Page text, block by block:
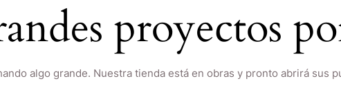
proyectos
algo grande. Nuestra tienda está en obras y pronto abrirá sus